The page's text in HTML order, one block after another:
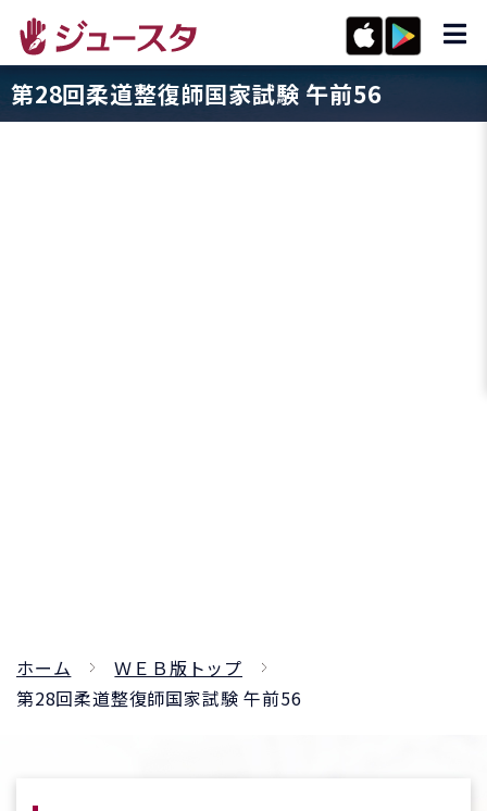
第28回柔道整復師国家試験 午前56
ホーム
ＷＥＢ版トップ
第28回柔道整復師国家試験 午前56